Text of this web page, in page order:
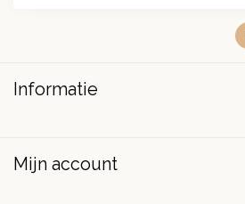
Informatie
Mijn account